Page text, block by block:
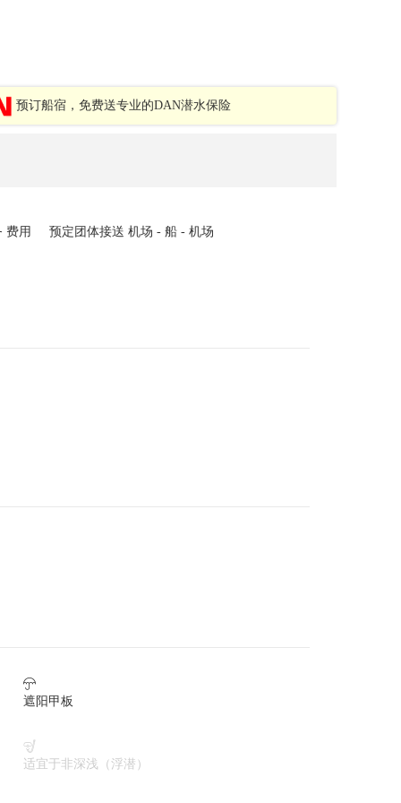
预订船宿，免费送专业的DAN潜水保险
费用 预定团体接送 机场 - 船 - 机场

遮阳甲板

适宜于非深浅（浮潜）